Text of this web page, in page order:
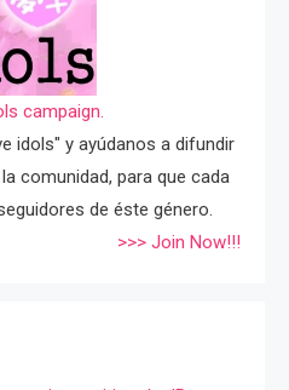
campaign.
idols" y ayúdanos a difundir
comunidad, para que cada
de éste género.
>>> Join Now!!!